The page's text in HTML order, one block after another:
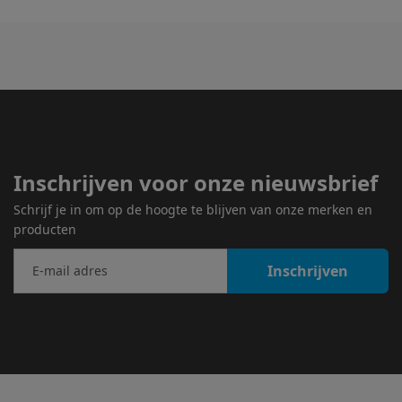
Inschrijven voor onze nieuwsbrief
Schrijf je in om op de hoogte te blijven van onze merken en
producten
Inschrijven